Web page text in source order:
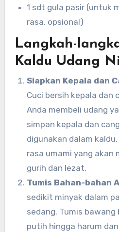
1 sdt gula pasir (untuk
rasa, opsional)
Langkah-
Kaldu Udang
Siapkan Kepala dan
Cuci bersih kepala dan
Anda membeli udang
simpan kepala dan
digunakan dalam
rasa umami yang akan
gurih dan lezat.
Tumis Bahan-bahan
sedikit minyak dalam
sedang. Tumis
putih hingga harum